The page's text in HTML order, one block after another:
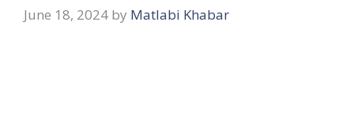
June 18, 2024 by Matlabi Khabar